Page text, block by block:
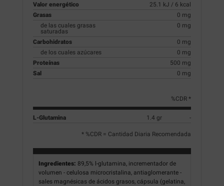
Valor energético
25.1 kJ / 6 kcal
Grasas
0 mg
de las cuales grasas
saturadas
0 mg
Carbohidratos
0 mg
de los cuales azúcares
0 mg
Proteínas
500 mg
Sal
0 mg
%CDR *
L-Glutamina 1.4 gr -
* %CDR = Cantidad Diaria Recomendada
Ingredientes: 89,5% l-glutamina, incrementador de
volumen - celulosa microcristalina, antiaglomerante -
sales magnésicas de ácidos grasos, cápsula (gelatina,